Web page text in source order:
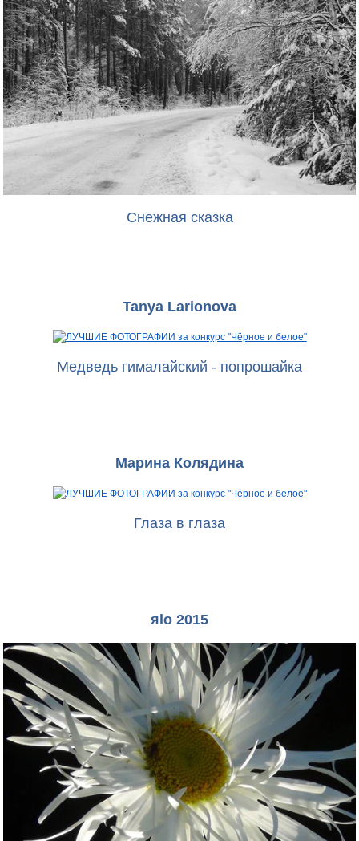
Снежная сказка
Tanya Larionova
Медведь гималайский - попрошайка
Марина Колядина
Глаза в глаза
яlo 2015